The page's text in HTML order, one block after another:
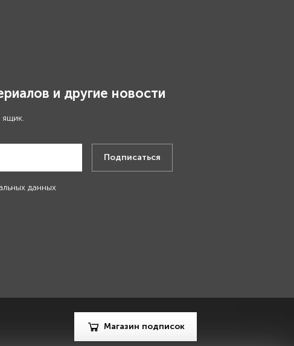
и другие новости
ящик.
Подписаться
данных
Магазин подписок